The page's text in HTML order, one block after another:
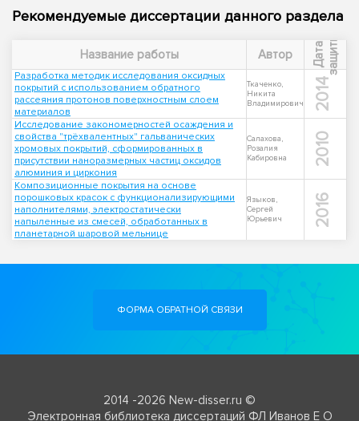
Рекомендуемые диссертации данного раздела
Название работы Автор Д
а
т
а
з
а
щ
и
т ы
Разработка методик исследования оксидных
покрытий с использованием обратного
рассеяния протонов поверхностным слоем
материалов
Ткаченко,
Никита
Владимирович
2014
Исследование закономерностей осаждения и
свойства "трёхвалентных" гальванических
хромовых покрытий, сформированных в
присутствии наноразмерных частиц оксидов
алюминия и циркония
Салахова,
Розалия
Кабировна
2010
Композиционные покрытия на основе
порошковых красок с функционализирующими
наполнителями, электростатически
напыленные из смесей, обработанных в
планетарной шаровой мельнице
Языков,
Сергей
Юрьевич
2016
ФОРМА ОБРАТНОЙ СВЯЗИ
2014 -2026 New-disser.ru ©
Электронная библиотека диссертаций ФЛ Иванов Е О